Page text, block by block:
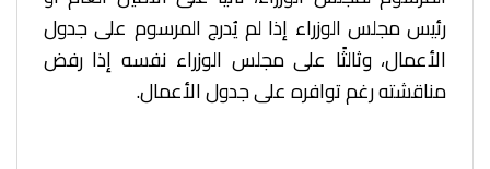
رئيس مجلس الوزراء إذا لم يُدرج المرسوم على جدول
الأعمال، وثالثًا على مجلس الوزراء نفسه إذا رفض
مناقشته رغم توافره على جدول الأعمال.